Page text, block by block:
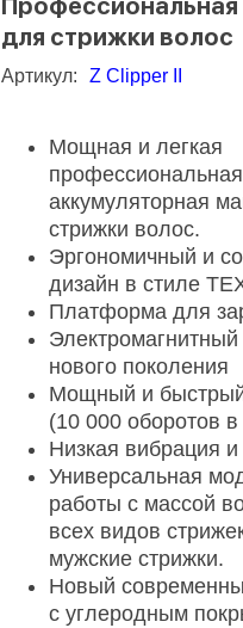
для стрижки волос
Артикул: Z Clipper II
Мощная и легкая
профессиональная
аккумуляторная
стрижки волос.
Эргономичный и
дизайн в стиле
Платформа для
нового поколения
Мощный и
(10 000 оборотов в
Низкая вибрация
Универсальная
работы с массой
всех видов
мужские стрижки.
Новый
с углеродным